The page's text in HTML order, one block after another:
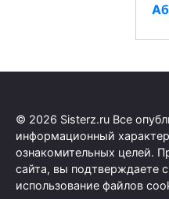
© 2026 Sisterz.ru Все
информационный
ознакомительных целей.
сайта, вы подтверждаете
использование файлов